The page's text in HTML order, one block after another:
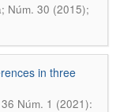
Núm. 30 (2015);
in three
Núm. 1 (2021):